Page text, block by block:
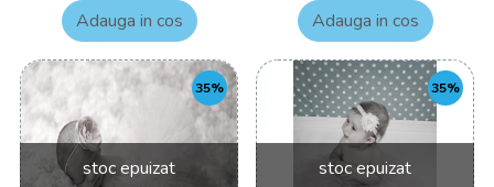
Adauga in cos
Adauga in cos
stoc epuizat
35%
stoc epuizat
35%